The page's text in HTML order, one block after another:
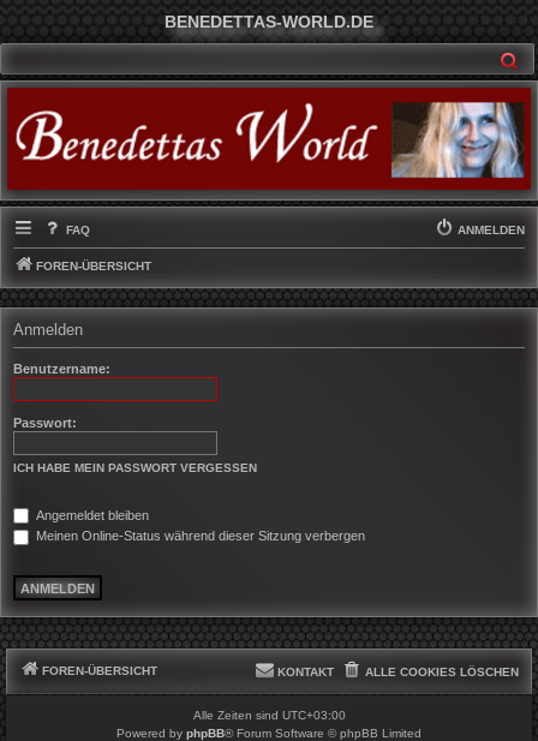
BENEDETTAS-WORLD.DE
FAQ ANMELDEN
FOREN-ÜBERSICHT
Anmelden
Benutzername:
Passwort:
ICH HABE MEIN PASSWORT VERGESSEN
Angemeldet bleiben
Meinen Online-Status während dieser Sitzung verbergen
FOREN-ÜBERSICHT ALLE COOKIES LÖSCHEN
KONTAKT
Alle Zeiten sind UTC+03:00
Powered by phpBB® Forum Software © phpBB Limited